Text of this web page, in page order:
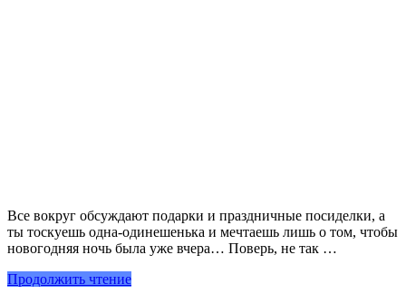
Все вокруг обсуждают подарки и праздничные посиделки, а
ты тоскуешь одна-одинешенька и мечтаешь лишь о том, чтобы
новогодняя ночь была уже вчера… Поверь, не так …
Продолжить чтение